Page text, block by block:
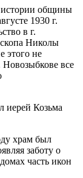
истории общины
1930 г.
в г.
Николы
этого не
Новозыбкове все
иерей Козьма
храм был
заботу о
часть икон